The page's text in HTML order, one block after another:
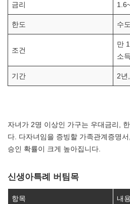
금리
한도 수
조건
만
소
기간 2년
자녀가 2명 이상인 가구는 우대금리,
다. 다자녀임을 증빙할 가족관계증명
승인 확률이 크게 높아집니다.
신생아특례 버팀목
항목 내용